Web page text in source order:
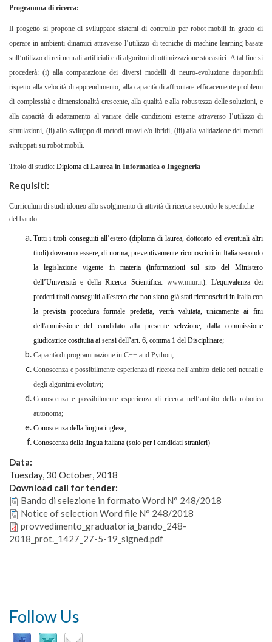
Programma di ricerca:
Il progetto si propone di sviluppare sistemi di controllo per robot mobili in grado di
operare in ambienti dinamici attraverso l’utilizzo di tecniche di machine learning basate
sull’utilizzo di reti neurali artificiali e di algoritmi di ottimizzazione stocastici. A tal fine si
procederà: (i) alla comparazione dei diversi modelli di neuro-evoluzione disponibili
rispetto alla velocità di apprendimento, alla capacità di affrontare efficacemente problemi
di complessità e dimensionalità crescente, alla qualità e alla robustezza delle soluzioni, e
alla capacità di adattamento al variare delle condizioni esterne attraverso l’utilizzo di
simulazioni, (ii) allo sviluppo di metodi nuovi e/o ibridi, (iii) alla validazione dei metodi
sviluppati su robot mobili.
Titolo di studio: Diploma di Laurea in Informatica o Ingegneria
Requisiti:
Curriculum di studi idoneo allo svolgimento di attività di ricerca secondo le specifiche
del bando
Tutti i titoli conseguiti all’estero (diploma di laurea, dottorato ed eventuali altri
titoli) dovranno essere, di norma, preventivamente riconosciuti in Italia secondo
la legislazione vigente in materia (informazioni sul sito del Ministero
dell’Università e della Ricerca Scientifica: www.miur.it). L'equivalenza dei
predetti titoli conseguiti all'estero che non siano già stati riconosciuti in Italia con
la prevista procedura formale predetta, verrà valutata, unicamente ai fini
dell'ammissione del candidato alla presente selezione, dalla commissione
giudicatrice costituita ai sensi dell’art. 6, comma 1 del Disciplinare;
Capacità di programmazione in C++ and Python;
Conoscenza e possibilmente esperienza di ricerca nell’ambito delle reti neurali e
degli algoritmi evolutivi;
Conoscenza e possibilmente esperienza di ricerca nell’ambito della robotica
autonoma;
Conoscenza della lingua inglese;
Conoscenza della lingua italiana (solo per i candidati stranieri)
Data:
Tuesday, 30 October, 2018
Download call for tender:
Bando di selezione in formato Word N° 248/2018
Notice of selection Word file N° 248/2018
provvedimento_graduatoria_bando_248-
2018_prot._1427_27-5-19_signed.pdf
Follow Us